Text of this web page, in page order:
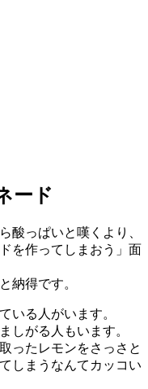
ード
酸っぱいと嘆くより、
を作ってしまおう」面
納得です。
いる人がいます。
しがる人もいます。
ったレモンをさっさと
しまうなんてカッコい